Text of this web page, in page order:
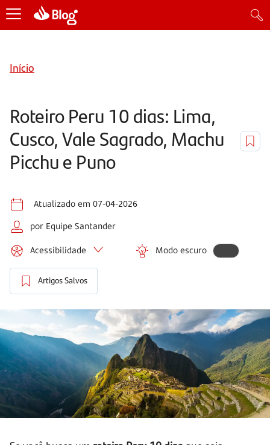
Início
Roteiro Peru 10 dias: Lima,
Cusco, Vale Sagrado, Machu
Picchu e Puno
Atualizado em 07-04-2026
por Equipe Santander
Acessibilidade Modo escuro
Artigos Salvos